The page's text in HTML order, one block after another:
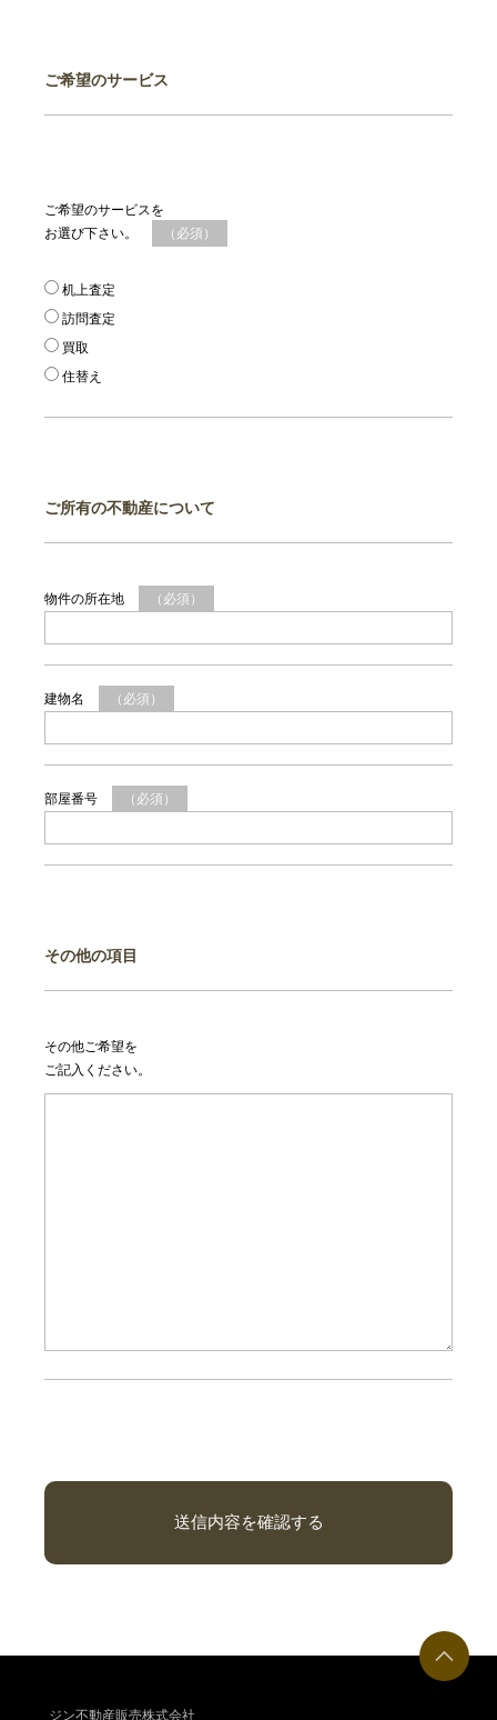
ご希望のサービス
ご希望のサービスを
お選び下さい。
（必須）
机上査定
訪問査定
買取
住替え
ご所有の不動産について
物件の所在地 （必須）
建物名 （必須）
部屋番号 （必須）
その他の項目
その他ご希望を
ご記入ください。
ジン不動産販売株式会社